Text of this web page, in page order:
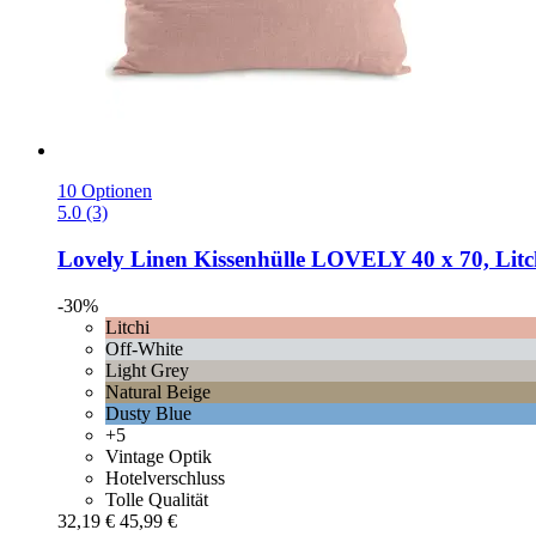
10 Optionen
5.0 (3)
Lovely Linen Kissenhülle LOVELY 40 x 70,
-30%
Litchi
Off-White
Light Grey
Natural Beige
Dusty Blue
+5
Vintage Optik
Hotelverschluss
Tolle Qualität
32,19 € 45,99 €